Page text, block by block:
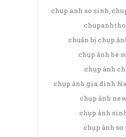
chup anh so sinh
chuẩn bị chụp
chụp ảnh bé
chụp ảnh
chụp ảnh gia đình
chụp ảnh
chụp ảnh
chụp ảnh